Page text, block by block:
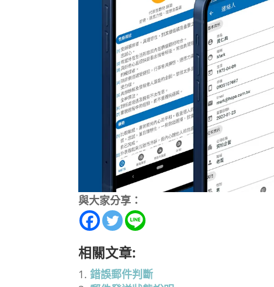
與大家分享：
相關文章:
錯誤郵件判斷